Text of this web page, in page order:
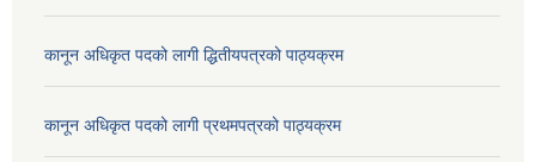
कानून अधिकृत पदको लागी द्धितीयपत्रको पाठ्यक्रम
कानून अधिकृत पदको लागी प्रथमपत्रको पाठ्यक्रम